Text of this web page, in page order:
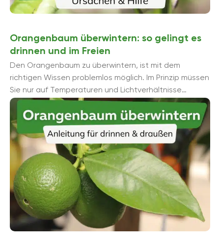
Orangenbaum überwintern: so gelingt es
drinnen und im Freien
Den Orangenbaum zu überwintern, ist mit dem
richtigen Wissen problemlos möglich. Im Prinzip müssen
Sie nur auf Temperaturen und Lichtverhältnisse
achten. Denn stimmen diese nicht, kann der ...